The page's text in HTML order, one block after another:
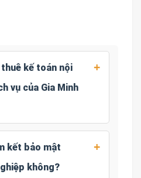
kế toán nội
vụ của Gia Minh
kết bảo mật
không?